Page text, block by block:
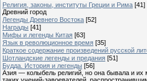
Религия, законы, институты Греции и Рима [41]
Древний город
Легенды Древнего Востока [52]
Награды [41]
Мифы и легенды Китая [63]
Язык в революционное время [35]
Краткое содержание произведений русской
Шотландские легенды и предания [51]
Будда. История и легенды [56]
Азия — колыбель религий, но она бывала и их